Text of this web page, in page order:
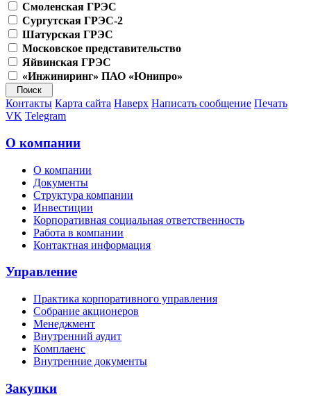
Смоленская ГРЭС
Сургутская ГРЭС-2
Шатурская ГРЭС
Московское представительство
Яйвинская ГРЭС
«Инжиниринг» ПАО «Юнипро»
Контакты Карта сайта Наверх Написать сообщение Печать
VK Telegram
О компании
О компании
Документы
Структура компании
Инвестиции
Корпоративная социальная ответственность
Работа в компании
Контактная информация
Управление
Практика корпоративного управления
Собрание акционеров
Менеджмент
Внутренний аудит
Комплаенс
Внутренние документы
Закупки